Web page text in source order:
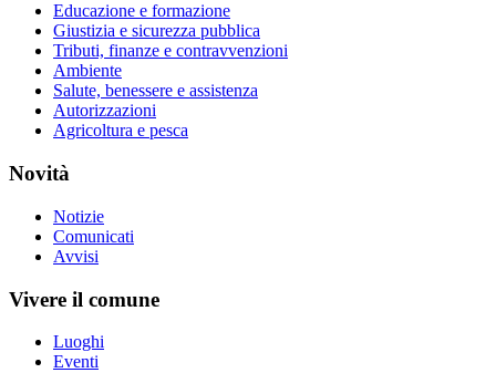
Educazione e formazione
Giustizia e sicurezza pubblica
Tributi, finanze e contravvenzioni
Ambiente
Salute, benessere e assistenza
Autorizzazioni
Agricoltura e pesca
Novità
Notizie
Comunicati
Avvisi
Vivere il comune
Luoghi
Eventi